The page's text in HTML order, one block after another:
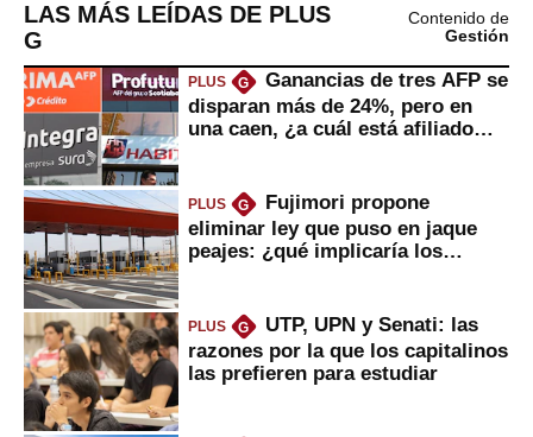
LAS MÁS LEÍDAS DE PLUS
G
Contenido de
Gestión
PLUS G
Ganancias de tres AFP se
disparan más de 24%, pero en
una caen, ¿a cuál está afiliado
PLUS G
Fujimori propone
eliminar ley que puso en jaque
peajes: ¿qué implicaría los
PLUS G
UTP, UPN y Senati: las
razones por la que los capitalinos
las prefieren para estudiar